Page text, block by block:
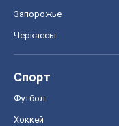
Запорожье
Черкассы
Спорт
Футбол
Хоккей